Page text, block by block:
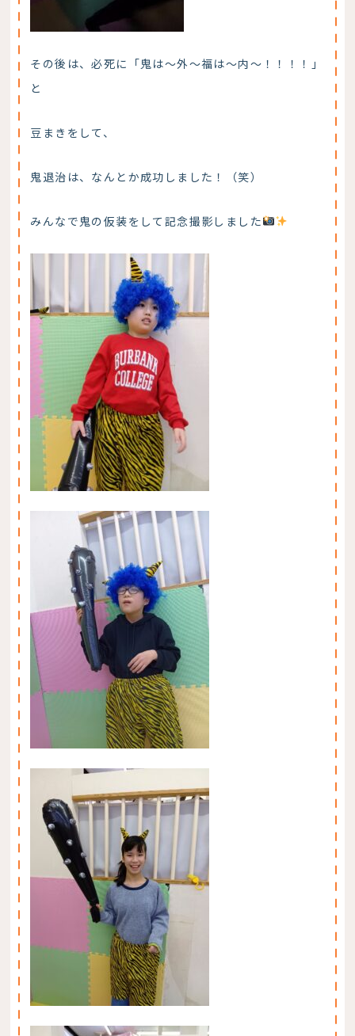
その後は、必死に「鬼は～外～福は～内～！！！！」
と
豆まきをして、
鬼退治は、なんとか成功しました！（笑）
みんなで鬼の仮装をして記念撮影しました